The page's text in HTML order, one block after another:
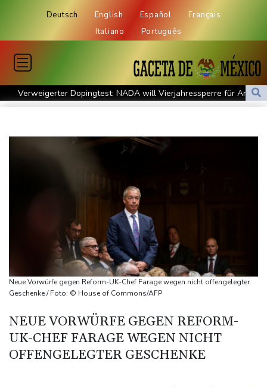
Deutsch English Español
Français
Italiano
Português
Verweigerter Dopingtest: NADA will Vierjahressperre für Ansah
Medien: Türkischer Präsident Erdogan zu Dreiergipfel in Saudi-
Deutsche Industrieproduktion zeigt sich widerstandsfähig -
Anhaltende Trockenheit: Rheinpegel bei Düsseldorf auf
Urteil: Nähe zu Muslimbruderschaft kann Verbeamtung
entgegenstehen
Nationaler Sicherheitsrat mit Merz hat zu Drohnenvorfall in
Leipzig getagt
Dina Ebimbe wechselt von Frankfurt zu Schalke
Dialog auf - ohne Machado
Schwimm-EM: Gose holt Gold im Freiwasser-Knockout
Neue Vorwürfe gegen Reform-UK-Chef Farage wegen nicht offengelegter
Geschenke / Foto: © House of Commons/AFP
NEUE VORWÜRFE GEGEN REFORM-
UK-CHEF FARAGE WEGEN NICHT
OFFENGELEGTER GESCHENKE